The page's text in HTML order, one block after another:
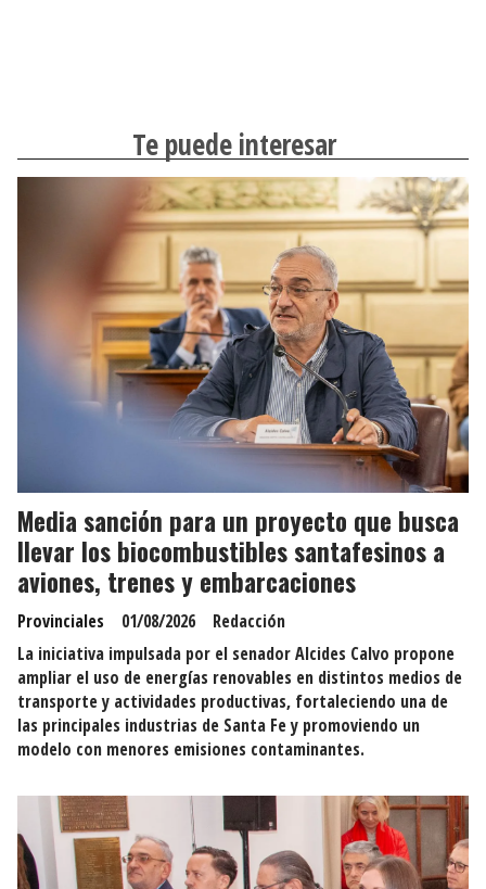
Te puede interesar
Media sanción para un proyecto que busca
llevar los biocombustibles santafesinos a
aviones, trenes y embarcaciones
Redacción
Provinciales
01/08/2026
La iniciativa impulsada por el senador Alcides Calvo propone
ampliar el uso de energías renovables en distintos medios de
transporte y actividades productivas, fortaleciendo una de
las principales industrias de Santa Fe y promoviendo un
modelo con menores emisiones contaminantes.